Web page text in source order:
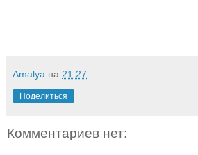
Amalya на 21:27
Поделиться
Комментариев нет: